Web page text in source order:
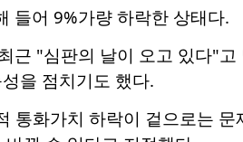
들어 9%가량 하락한 상태다.
근 "심판의 날이 오고 있다"고
을 점치기도 했다.
통화가치 하락이 겉으로는 문